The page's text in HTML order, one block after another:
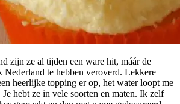
zijn ze al tijden een ware hit, máár de
Nederland te hebben veroverd. Lekkere
heerlijke topping er op, het water loopt me
hebt ze in vele soorten en maten. Ik zelf